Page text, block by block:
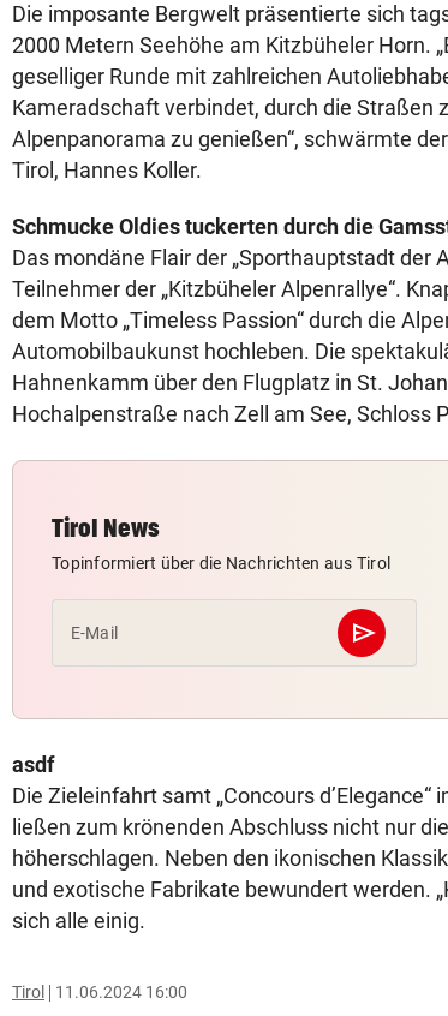
Die imposante Bergwelt präsentierte sich
2000 Metern Seehöhe am Kitzbüheler Horn.
geselliger Runde mit zahlreichen
Kameradschaft verbindet, durch die Straßen
Alpenpanorama zu genießen“, schwärmte
Tirol, Hannes Koller.
Schmucke Oldies tuckerten durch die
Das mondäne Flair der „Sporthauptstadt der
Teilnehmer der „Kitzbüheler Alpenrallye“.
dem Motto „Timeless Passion“ durch die
Automobilbaukunst hochleben. Die
Hahnenkamm über den Flugplatz in St.
Hochalpenstraße nach Zell am See, Schloss
Tirol News
Topinformiert über die Nachrichten aus Tirol
E-Mail send
Abschicken
asdf
Die Zieleinfahrt samt „Concours
ließen zum krönenden Abschluss nicht nur
höherschlagen. Neben den ikonischen
und exotische Fabrikate bewundert werden.
sich alle einig.
Tirol 11.06.2024 16:00